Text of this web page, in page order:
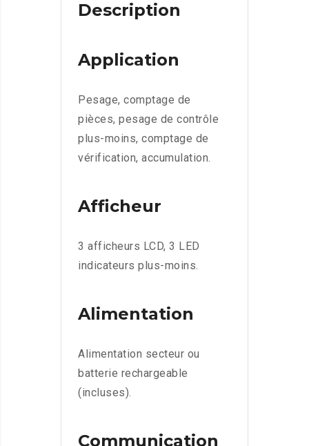
Description
Application
Pesage, comptage de
pièces, pesage de contrôle
plus-moins, comptage de
vérification, accumulation.
Afficheur
3 afficheurs LCD, 3 LED
indicateurs plus-moins.
Alimentation
Alimentation secteur ou
batterie rechargeable
(incluses).
Communication